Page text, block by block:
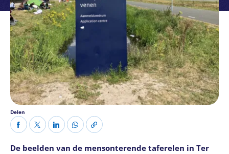
Delen
De beelden van de mensonterende taferelen in Ter